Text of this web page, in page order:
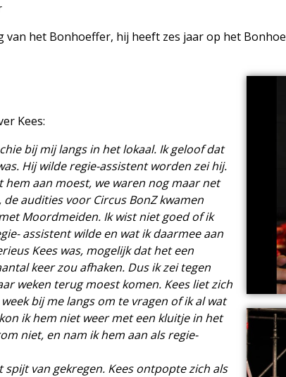
van het Bonhoeffer, hij heeft zes jaar op het
Kees:
bij mij langs in het lokaal. Ik geloof dat
Hij wilde regie-assistent worden zei hij.
hem aan moest, we waren nog maar net
audities voor Circus BonZ kwamen
Moordmeiden. Ik wist niet goed of ik
assistent wilde en wat ik daarmee aan
Kees was, mogelijk dat het een
keer zou afhaken. Dus ik zei tegen
weken terug moest komen. Kees liet zich
bij me langs om te vragen of ik al wat
ik hem niet weer met een kluitje in het
niet, en nam ik hem aan als regie-
van gekregen. Kees ontpopte zich als